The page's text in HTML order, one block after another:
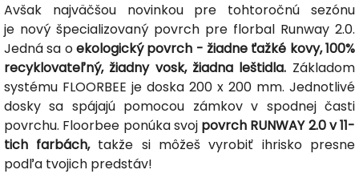
Avšak najväčšou novinkou pre tohtoročnú sezónu
je nový špecializovaný povrch pre florbal Runway 2.0.
Jedná sa oekologický povrch - žiadne ťažké kovy, 100%
recyklovateľný, žiadny vosk, žiadna leštidla. Základom
systému FLOORBEE je doska 200 x 200 mm. Jednotlivé
dosky sa spájajú pomocou zámkov v spodnej časti
povrchu. Floorbee ponúka svoj povrch RUNWAY 2.0 v 11-
tich farbách,takže si môžeš vyrobiť ihrisko presne
podľa tvojich predstáv!